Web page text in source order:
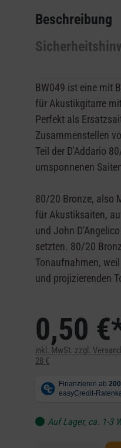
Beschreibung
BW049 ist eine mit
für Akustikgitarre
Perfekt als
Zusammenstellen
Teil der D'Addario
umsponnenen
80/20 Bronze, also
für Akustiksaiten,
und John
setzten. 80/20
Tonaufnahmen,
und projizierenden
0,50
inkl. MwSt. zzgl.
28 €
Auf Lager, ca. 1-3